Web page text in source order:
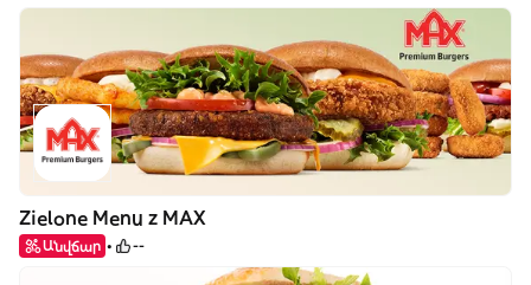
Zielone Menu z MAX
Անվճար --